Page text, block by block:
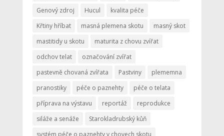
Genový zdroj
Hucul
kvalita péče
Křtiny hříbat
masná plemena skotu
masný skot
mastitidy u skotu
maturita z chovu zvířat
odchov telat
označování zvířat
pastevně chovaná zvířata
Pastviny
plememna
pranostiky
péče o paznehty
péče o telata
příprava na výstavu
reportáž
reprodukce
siláže a senáže
Starokladrubský kůň